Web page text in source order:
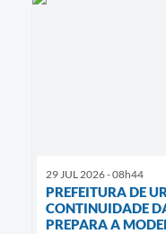
29 JUL 2026 - 08h44
PREFEITURA DE
CONTINUIDADE
PREPARA A